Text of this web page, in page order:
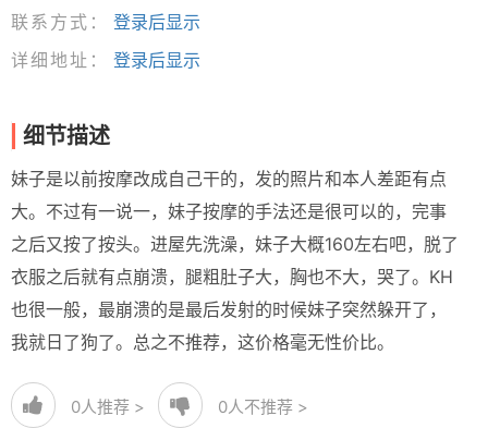
联系方式：
登录后显示
详细地址：
登录后显示
细节描述
妹子是以前按摩改成自己干的，发的照片和本人差距有点
大。不过有一说一，妹子按摩的手法还是很可以的，完事
之后又按了按头。进屋先洗澡，妹子大概160左右吧，脱了
衣服之后就有点崩溃，腿粗肚子大，胸也不大，哭了。KH
也很一般，最崩溃的是最后发射的时候妹子突然躲开了，
我就日了狗了。总之不推荐，这价格毫无性价比。
0人推荐 > 0人不推荐 >